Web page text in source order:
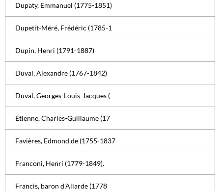
Dupaty, Emmanuel (1775-1851)
Dupetit-Méré, Frédéric (1785-1
Dupin, Henri (1791-1887)
Duval, Alexandre (1767-1842)
Duval, Georges-Louis-Jacques (
Étienne, Charles-Guillaume (17
Favières, Edmond de (1755-1837
Franconi, Henri (1779-1849).
Francis, baron d'Allarde (1778